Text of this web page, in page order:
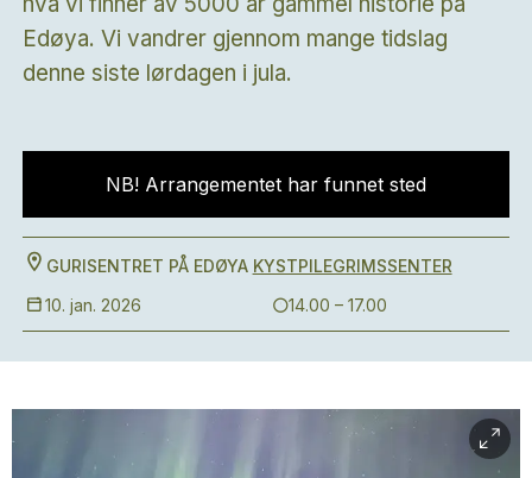
Edøya. Vi vandrer gjennom mange tidslag
denne siste lørdagen i jula.
NB! Arrangementet har funnet sted
GURISENTRET PÅ EDØYA KYSTPILEGRIMSSENTER
10. jan. 2026
14.00 – 17.00